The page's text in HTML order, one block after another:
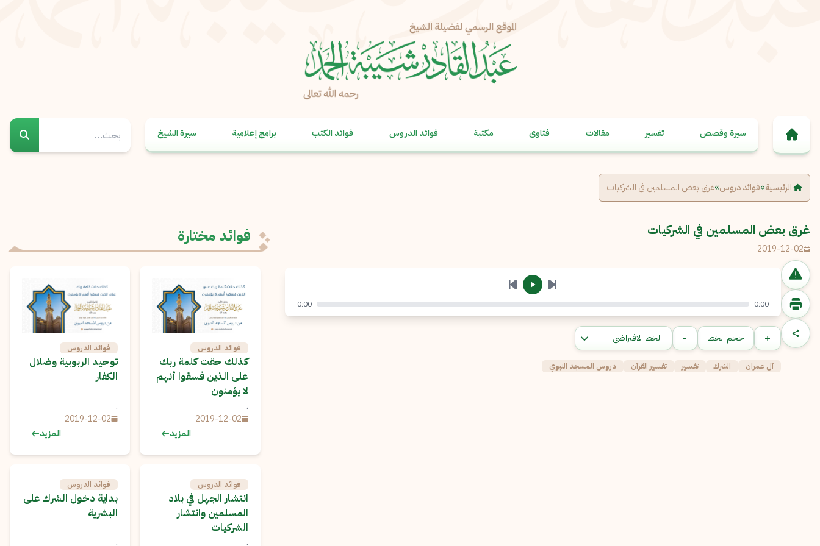
سيرة وقصص تفسير مقالات فتاوى مكتبة فوائد الدروس فوائد الكتب برامج إعلامية سيرة الشيخ
الرئيسية»فوائد دروس»غرق بعض المسلمين في الشركيات
غرق بعض المسلمين في الشركيات
2019-12-02
الإبلاغ عن مشكلة
البريد الإلكتروني*
إرسال
نسخ
0:00
0:00
+ حجم الخط -
آل عمران الشرك تفسير تفسير القرآن دروس المسجد النبوي
فوائد مختارة
فوائد الدروس
كذلك حقت كلمة ربك
على الذين فسقوا أنهم
لا يؤمنون
.
2019-12-02
المزيد
فوائد الدروس
توحيد الربوبية وضلال
الكفار
.
2019-12-02
المزيد
فوائد الدروس
انتشار الجهل في بلاد
المسلمين وانتشار
الشركيات
.
فوائد الدروس
بداية دخول الشرك على
البشرية
.